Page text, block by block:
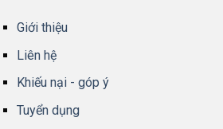
Giới thiệu
Liên hệ
Khiếu nại - góp ý
Tuyển dụng